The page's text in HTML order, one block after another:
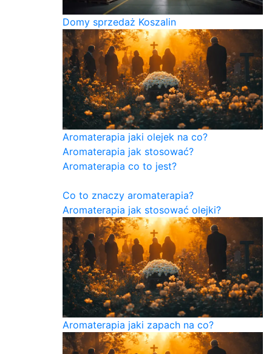
Domy sprzedaż Koszalin
Aromaterapia jaki olejek na co?
Aromaterapia jak stosować?
Aromaterapia co to jest?
Co to znaczy aromaterapia?
Aromaterapia jak stosować olejki?
Aromaterapia jaki zapach na co?